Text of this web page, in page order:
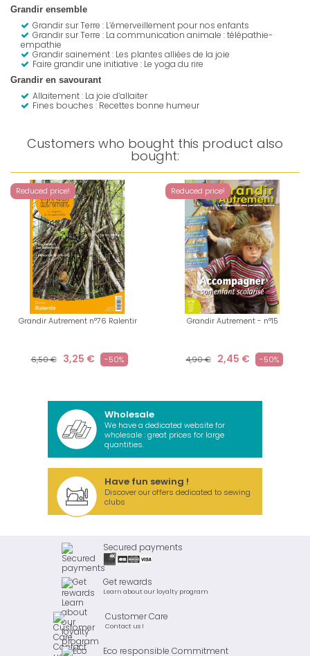
Grandir ensemble
Grandir sur Terre : L’émerveillement pour nos enfants
Grandir sur Terre : La communication animale : télépathie-
empathie
Grandir sainement : Les plantes alliées de la joie
Faire grandir une initiative : Le yoga du rire
Grandir en savourant
Allaitement : La joie d’allaiter
Fines bouches : Recettes bonne humeur
Customers who bought this product also
bought:
Reduced price!
Grandir Autrement n°76 Ralentir
6,50 € 3,25 € -50%
Reduced price!
Grandir Autrement - n°15
4,90 € 2,45 € -50%
Wholesale
We have a dedicated website for
wholesale : great prices for large
quantities.
Have fun sewing !
Discover our offers dedicated to sewing
clubs
Secured payments
Get rewards
Learn about our loyalty program
Customer Care
Contact us !
Eco responsible Commitment